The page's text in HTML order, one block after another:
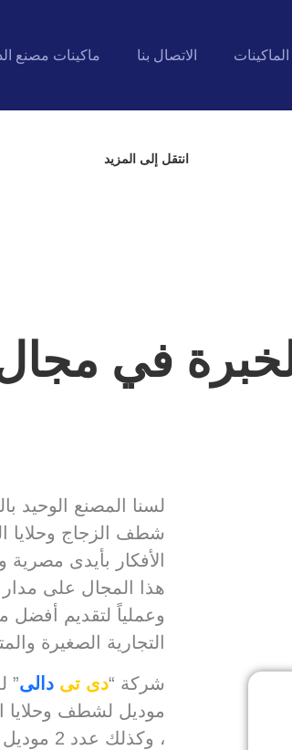
الماكينات الاتصال بنا ماكينات مصنع
انتقل إلى المزيد
في
لسنا المصنع الوحيد
شطف الزجاج وحلايا
الأفكار بأيدى
هذا المجال على
وعملياً لتقديم أفضل
التجارية الصغيرة
شركة “دى تى دالى
، وكذلك عدد 2
موديل